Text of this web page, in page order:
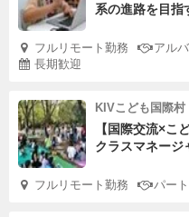
系の進路を目指
フルリモート勤務 アル
長期歓迎
KIVこども国際
【国際交流×こ
クラスマネージ
フルリモート勤務 パート